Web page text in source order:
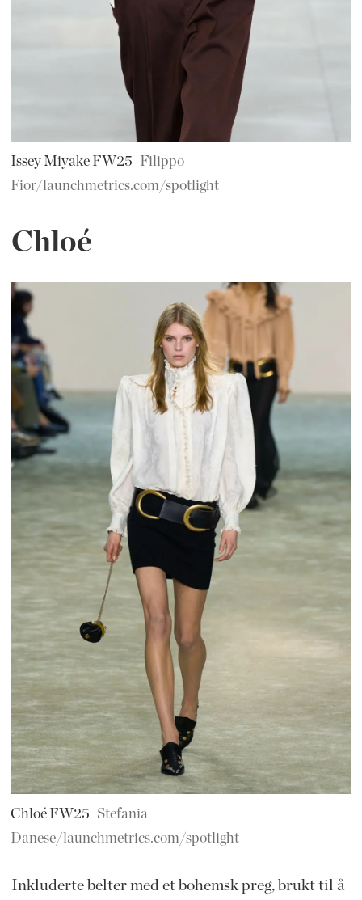
Issey Miyake FW25
Filippo
Fior/launchmetrics.com/spotlight
Chloé
Chloé FW25
Stefania
Danese/launchmetrics.com/spotlight
Inkluderte belter med et bohemsk preg, brukt til å